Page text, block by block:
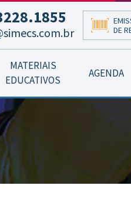
DE
MATERIAIS
EDUCATIVOS
AGENDA